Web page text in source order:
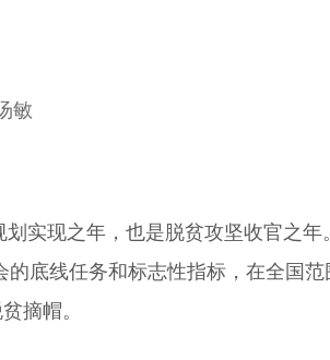
敏
实现之年，也是脱贫攻坚收官之年
底线任务和标志性指标，在全国范
摘帽。